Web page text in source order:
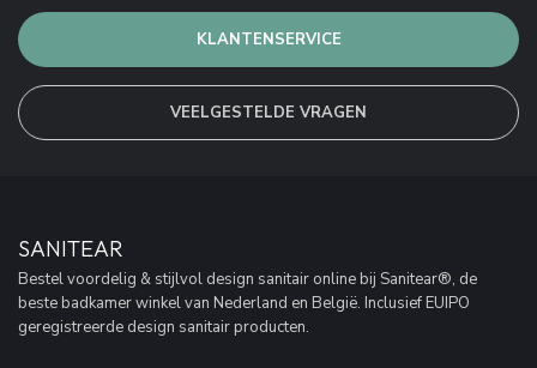
KLANTENSERVICE
VEELGESTELDE VRAGEN
SANITEAR
Bestel voordelig & stijlvol design sanitair online bij Sanitear®, de
beste badkamer winkel van Nederland en België. Inclusief EUIPO
geregistreerde design sanitair producten.